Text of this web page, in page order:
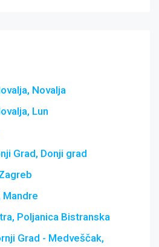
Novalja
Lun
Grad, Donji grad
Mandre
Poljanica Bistranska
Grad - Medveščak,